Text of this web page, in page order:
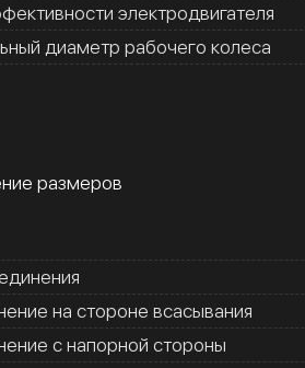
электродвигателя
диаметр рабочего колеса
размеров
на стороне всасывания
с напорной стороны